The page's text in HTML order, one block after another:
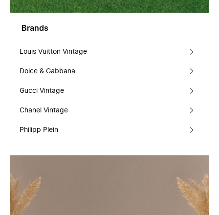
Brands
Louis Vuitton Vintage
Dolce & Gabbana
Gucci Vintage
Chanel Vintage
Philipp Plein